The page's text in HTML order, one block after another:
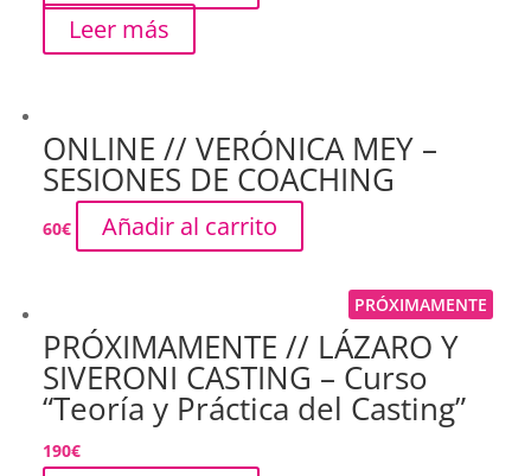
Leer más
ONLINE // VERÓNICA MEY –
SESIONES DE COACHING
60€ Añadir al carrito
PRÓXIMAMENTE
PRÓXIMAMENTE // LÁZARO Y
SIVERONI CASTING – Curso
“Teoría y Práctica del Casting”
190€